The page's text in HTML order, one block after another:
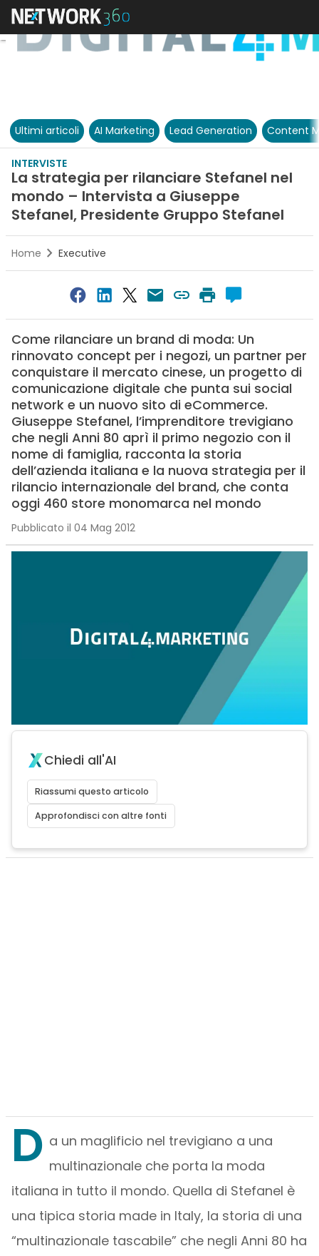
Ultimi articoli AI Marketing Lead Generation Content
INTERVISTE
La strategia per rilanciare Stefanel nel
mondo – Intervista a Giuseppe
Stefanel, Presidente Gruppo Stefanel
Home Executive
Come rilanciare un brand di moda: Un
rinnovato concept per i negozi, un partner per
conquistare il mercato cinese, un progetto di
comunicazione digitale che punta sui social
network e un nuovo sito di eCommerce.
Giuseppe Stefanel, l’imprenditore trevigiano
che negli Anni 80 aprì il primo negozio con il
nome di famiglia, racconta la storia
dell’azienda italiana e la nuova strategia per il
rilancio internazionale del brand, che conta
oggi 460 store monomarca nel mondo
Pubblicato il 04 Mag 2012
Chiedi all'AI
Riassumi questo articolo
Approfondisci con altre fonti
D a un maglificio nel trevigiano a una
multinazionale che porta la moda
italiana in tutto il mondo. Quella di Stefanel è
una tipica storia made in Italy, la storia di una
“multinazionale tascabile” che negli Anni 80 ha